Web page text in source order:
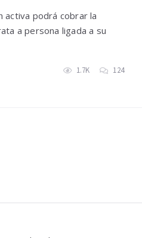
activa podrá cobrar la
a persona ligada a su
1.7K 124